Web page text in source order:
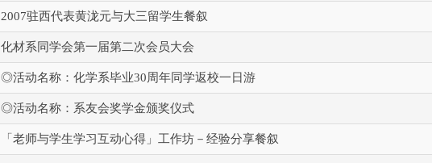
2007驻西代表黄泷元与大三留学生餐叙
化材系同学会第一届第二次会员大会
◎活动名称：化学系毕业30周年同学返校一日游
◎活动名称：系友会奖学金颁奖仪式
「老师与学生学习互动心得」工作坊－经验分享餐叙